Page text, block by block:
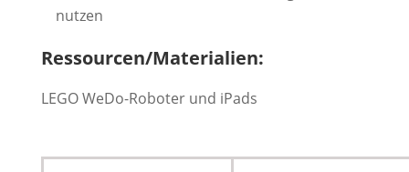
nutzen
Ressourcen/Materialien:
LEGO WeDo-Roboter und iPads